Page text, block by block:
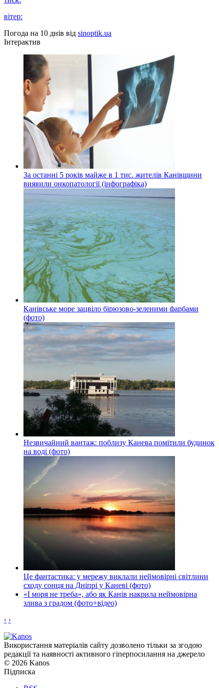
вітер:
Погода на 10 днів від sinoptik.ua
Інтерактив
За останні 5 років майже в 1 тис. жителів Канівщини
виявили онкопатології (інфографіка)
Канівське море зацвіло бірюзово-зеленими фарбами
(фото)
Незвичайний вантаж: поблизу Канева помітили будинок
на воді (фото)
Це фантастика: у мережу виклали неймовірні світлини
сходу сонця на Дніпрі у Каневі (фото)
«І моря не треба», або як Канів накрила неймовірна
злива з градом (фото+відео)
‹ ›
Використання матеріалів сайту дозволено тільки за згодою
редакції та наявності активного гіперпосилання на джерело
© 2026 Kanos
Підписка